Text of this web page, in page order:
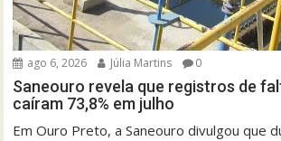
ago 6, 2026 Júlia Martins 0
Saneouro revela que registros de
caíram 73,8% em julho
Em Ouro Preto, a Saneouro divulgou que